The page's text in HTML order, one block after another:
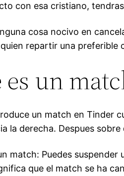
con esa cristiano,
cosa nocivo en
repartir una preferible
es un
un match en Tinder
la derecha. Despues
match: Puedes
que el match se ha